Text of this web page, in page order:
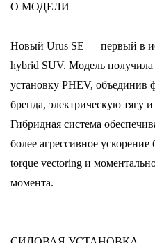
О МОДЕЛИ
Новый Urus SE — первый в
hybrid SUV. Модель
установку PHEV,
бренда, электрическую тягу
Гибридная система
более агрессивное ускорение
torque vectoring и
момента.